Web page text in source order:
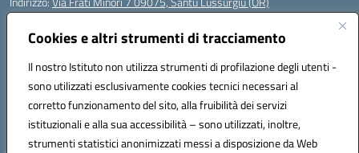
Cookies e altri strumenti di tracciamento
Il nostro Istituto non utilizza strumenti di profilazione degli utenti -
sono utilizzati esclusivamente cookies tecnici necessari al
corretto funzionamento del sito, alla fruibilità dei servizi
istituzionali e alla sua accessibilità – sono utilizzati, inoltre,
strumenti statistici anonimizzati messi a disposizione da Web
Centralino:
Posta elettronica certificata (PEC):oric80600g@pec.istruzione.it
Codice fiscale: 90027780957
Codice meccanografico:oric80600g
Codice Indice delle Pubbliche Amministrazioni (IPA): istsc_oric80600g
Codice unico di fatturazione (CUF): UFTK4T